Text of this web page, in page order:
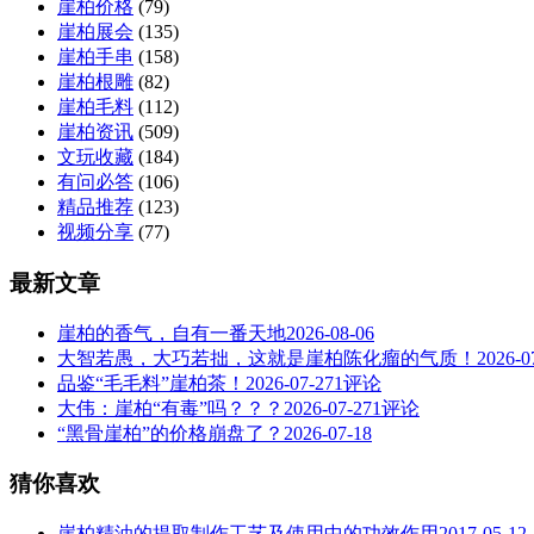
崖柏价格 (79)
崖柏展会 (135)
崖柏手串 (158)
崖柏根雕 (82)
崖柏毛料 (112)
崖柏资讯 (509)
文玩收藏 (184)
有问必答 (106)
精品推荐 (123)
视频分享 (77)
最新文章
崖柏的香气，自有一番天地2026-08-06
大智若愚，大巧若拙，这就是崖柏陈化瘤的气质！ 2026-
品鉴“毛毛料”崖柏茶！ 2026-07-271评论
大伟：崖柏“有毒”吗？？？ 2026-07-271评论
“黑骨崖柏”的价格崩盘了？ 2026-07-18
猜你喜欢